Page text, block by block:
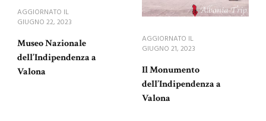
AGGIORNATO IL
GIUGNO 22, 2023
Museo Nazionale
dell’Indipendenza a
Valona
AGGIORNATO IL
GIUGNO 21, 2023
Il Monumento
dell’Indipendenza a
Valona